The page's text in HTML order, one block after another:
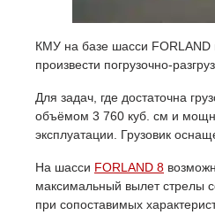
КМУ на базе шасси FORLAND
произвести погрузочно-
Для задач, где достаточна
объёмом 3 760 куб. см и
эксплуатации. Грузовик
На шасси FORLAND 8
максимальный вылет стрелы
при сопоставимых